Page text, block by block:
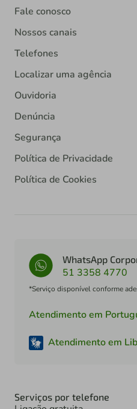
Fale conosco
Nossos canais
Telefones
Localizar uma agência
Ouvidoria
Denúncia
Segurança
Política de Privacidade
Política de Cookies
WhatsApp
51 3358 4770
*Serviço disponível conforme
Atendimento em
Atendimento em
Serviços por telefone